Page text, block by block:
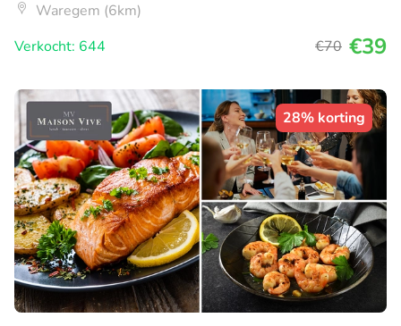
Waregem (6km)
Verkocht: 644
€70 €39
28% korting